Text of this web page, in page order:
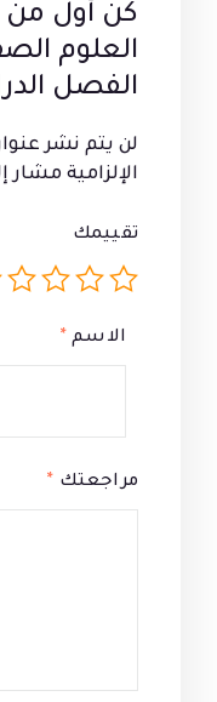
كن أول من
العلوم
الفصل
لن يتم نشر
الإلزامية مشار
تقييمك
مراجعتك *
الاسم *